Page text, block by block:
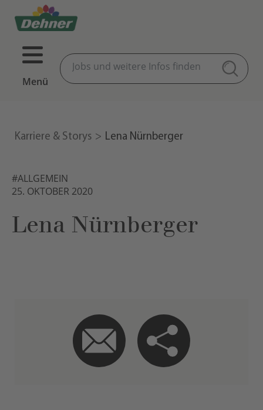
Menü
Karriere & Storys Lena Nürnberger
#ALLGEMEIN
25. OKTOBER 2020
Lena Nürnberger